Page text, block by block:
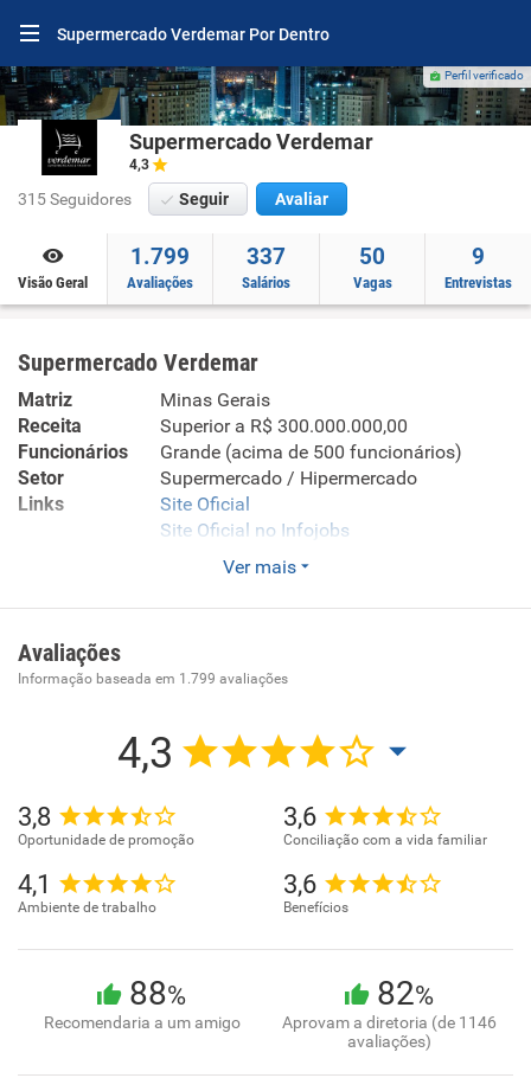
Supermercado Verdemar Por Dentro
Perfil verificado
Supermercado Verdemar
4,3
315 Seguidores Seguir Avaliar
Visão Geral
1.799
Avaliações
337
Salários
50
Vagas
9
Entrevistas
Supermercado Verdemar
Matriz
Minas Gerais
Receita
Superior a R$ 300.000.000,00
Funcionários
Grande (acima de 500 funcionários)
Setor
Supermercado / Hipermercado
Links
Site Oficial
Site Oficial no Infojobs
Enviar CV
A Organização Verdemar Ltda é uma rede supermercadista
mineira, com 24 anos de história, focada na oferta de
exclusivos produtos e serviços gastronômicos.
sofisticação do mix de produtos, amplo potencial de
importação e pelos itens de produção ou de marca própria,
diversas operações exclusivas em suas lojas que, a cada
dia, encantam mais os seus clientes como pizzaria,
cafeteria, sushi e temakeria, creperia, grill, parrilla, saladas
e muito mais.
Ver mais
Avaliações
Informação baseada em 1.799 avaliações
4,3
3,8
Oportunidade de promoção
3,6
Conciliação com a vida familiar
4,1
Ambiente de trabalho
3,6
Benefícios
88%
Recomendaria a um amigo
82%
Aprovam a diretoria (de 1146
avaliações)